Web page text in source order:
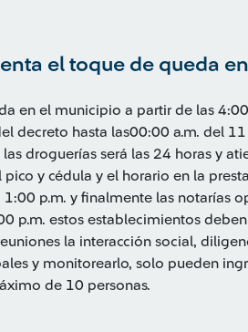
el toque de queda
en el municipio a partir de las
decreto hasta las00:00 a.m. del
droguerías será las 24 horas y
y cédula y el horario en la
1:00 p.m. y finalmente las notarías
p.m. estos establecimientos
la interacción social,
y monitorearlo, solo pueden
de 10 personas.